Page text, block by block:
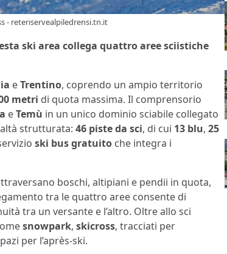
- reteriservealpiledrensi.tn.it
ski area collega quattro aree sciistiche
eTrentino, coprendo un ampio territorio
metri di quota massima. Il comprensorio
eTemù in un unico dominio sciabile collegato
strutturata: 46 piste da sci, di cui 13 blu, 25
ski bus gratuito che integra i
boschi, altipiani e pendii in quota,
tra le quattro aree consente di
tra un versante e l’altro. Oltre allo sci
snowpark, skicross, tracciati per
per l’après-ski.